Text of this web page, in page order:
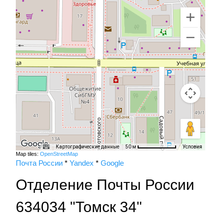
Картографические данные 50 м Условия
Map tiles: OpenStreetMap
Почта России * Yandex * Google
Отделение Почты России
634034 "Томск 34"